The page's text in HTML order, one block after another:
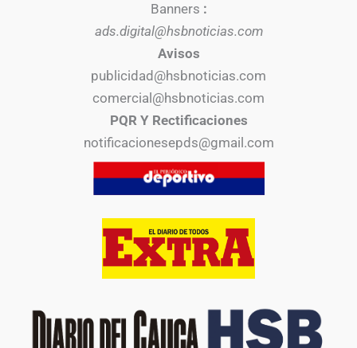
Banners :
ads.digital@hsbnoticias.com
Avisos
publicidad@hsbnoticias.com
comercial@hsbnoticias.com
PQR Y Rectificaciones
notificacionesepds@gmail.com